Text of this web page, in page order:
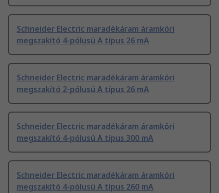
Schneider Electric maradékáram áramköri
megszakító 4-pólusú A típus 26 mA
Schneider Electric maradékáram áramköri
megszakító 2-pólusú A típus 26 mA
Schneider Electric maradékáram áramköri
megszakító 4-pólusú A típus 300 mA
Schneider Electric maradékáram áramköri
megszakító 4-pólusú A típus 260 mA